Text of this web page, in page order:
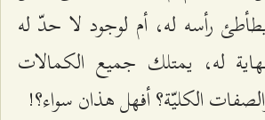
رأسه له، أم لوجود لا حدّ له
له، يمتلك جميع الكمالات
الكليّة؟ أفهل هذان سواء؟!